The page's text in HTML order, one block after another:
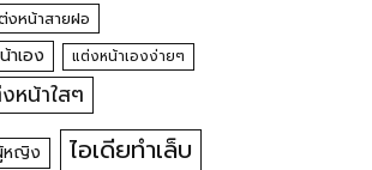
งหน้าสายฝอ
าเอง
แต่งหน้าเองง่ายๆ
หน้าใสๆ
หญิง ไอเดียทำเล็บ